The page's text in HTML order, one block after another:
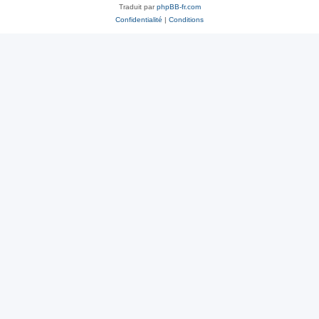
Traduit parphpBB-fr.com
Confidentialité | Conditions